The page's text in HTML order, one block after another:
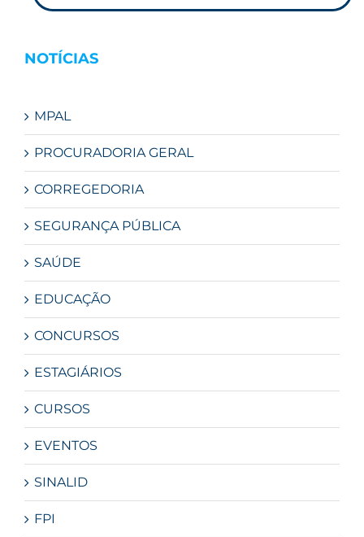
NOTÍCIAS
MPAL
PROCURADORIA GERAL
CORREGEDORIA
SEGURANÇA PÚBLICA
SAÚDE
EDUCAÇÃO
CONCURSOS
ESTAGIÁRIOS
CURSOS
EVENTOS
SINALID
FPI